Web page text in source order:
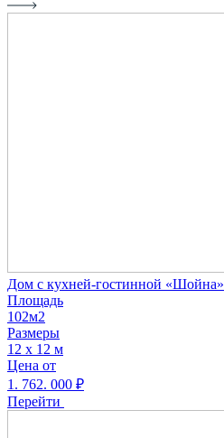
Дом с кухней-гостинной «Шойна»
Площадь
102м2
Размеры
12 х 12 м
Цена от
1. 762. 000 ₽
Перейти